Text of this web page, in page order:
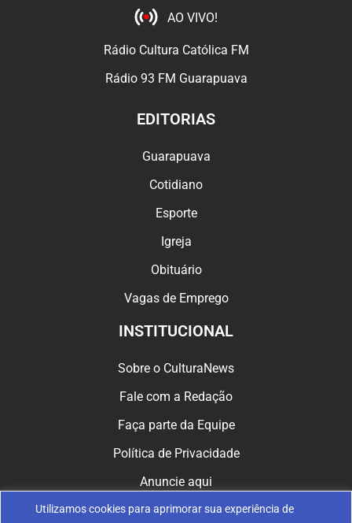
Utilizamos cookies para aprimorar sua experiência de
AO VIVO!
Rádio Cultura Católica FM
Rádio 93 FM Guarapuava
EDITORIAS
Guarapuava
Cotidiano
Esporte
Igreja
Obituário
Vagas de Emprego
INSTITUCIONAL
Sobre o CulturaNews
Fale com a Redação
Faça parte da Equipe
Política de Privacidade
Anuncie aqui
CULTURA NAS REDES